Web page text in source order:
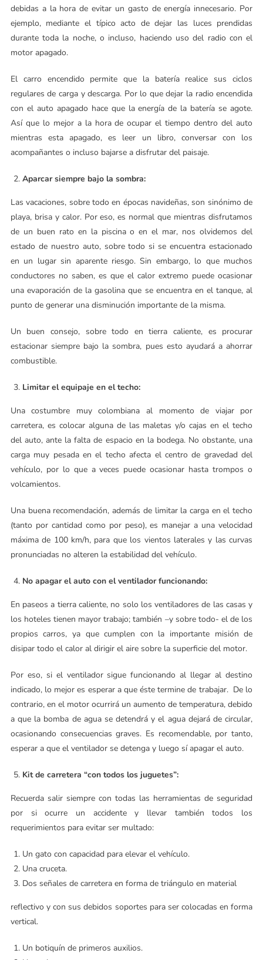
debidas a la hora de evitar un gasto de energía innecesario. Por
ejemplo, mediante el típico acto de dejar las luces prendidas
durante toda la noche, o incluso, haciendo uso del radio con el
motor apagado.
El carro encendido permite que la batería realice sus ciclos
regulares de carga y descarga. Por lo que dejar la radio encendida
con el auto apagado hace que la energía de la batería se agote.
Así que lo mejor a la hora de ocupar el tiempo dentro del auto
mientras esta apagado, es leer un libro, conversar con los
acompañantes o incluso bajarse a disfrutar del paisaje.
Aparcar siempre bajo la sombra:
Las vacaciones, sobre todo en épocas navideñas, son sinónimo de
playa, brisa y calor. Por eso, es normal que mientras disfrutamos
de un buen rato en la piscina o en el mar, nos olvidemos del
estado de nuestro auto, sobre todo si se encuentra estacionado
en un lugar sin aparente riesgo. Sin embargo, lo que muchos
conductores no saben, es que el calor extremo puede ocasionar
una evaporación de la gasolina que se encuentra en el tanque, al
punto de generar una disminución importante de la misma.
Un buen consejo, sobre todo en tierra caliente, es procurar
estacionar siempre bajo la sombra, pues esto ayudará a ahorrar
combustible.
Limitar el equipaje en el techo:
Una costumbre muy colombiana al momento de viajar por
carretera, es colocar alguna de las maletas y/o cajas en el techo
del auto, ante la falta de espacio en la bodega. No obstante, una
carga muy pesada en el techo afecta el centro de gravedad del
vehículo, por lo que a veces puede ocasionar hasta trompos o
volcamientos.
Una buena recomendación, además de limitar la carga en el techo
(tanto por cantidad como por peso), es manejar a una velocidad
máxima de 100 km/h, para que los vientos laterales y las curvas
pronunciadas no alteren la estabilidad del vehículo.
No apagar el auto con el ventilador funcionando:
En paseos a tierra caliente, no solo los ventiladores de las casas y
los hoteles tienen mayor trabajo; también –y sobre todo- el de los
propios carros, ya que cumplen con la importante misión de
disipar todo el calor al dirigir el aire sobre la superficie del motor.
Por eso, si el ventilador sigue funcionando al llegar al destino
indicado, lo mejor es esperar a que éste termine de trabajar. De lo
contrario, en el motor ocurrirá un aumento de temperatura, debido
a que la bomba de agua se detendrá y el agua dejará de circular,
ocasionando consecuencias graves. Es recomendable, por tanto,
esperar a que el ventilador se detenga y luego sí apagar el auto.
Kit de carretera “con todos los juguetes”:
Recuerda salir siempre con todas las herramientas de seguridad
por si ocurre un accidente y llevar también todos los
requerimientos para evitar ser multado:
Un gato con capacidad para elevar el vehículo.
Una cruceta.
Dos señales de carretera en forma de triángulo en material
reflectivo y con sus debidos soportes para ser colocadas en forma
vertical.
Un botiquín de primeros auxilios.